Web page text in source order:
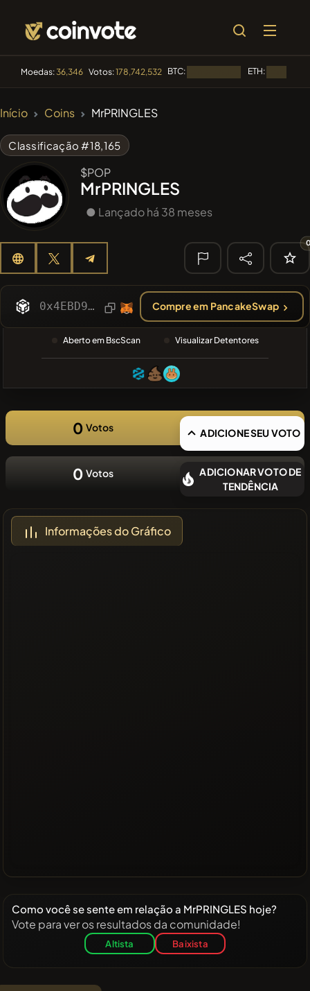
Moedas:36,346 Votos:178,742,532 BTC: ETH:
FYRA FYRA
#277
PESQUISA
RECENTE
moedas
recentes
Início Coins MrPRINGLES
Classificação #18,165
$POP
MrPRINGLES
● Lançado há 38 meses
0x4EBD990c64a914258C3b6590273B135db60C97Db Compre em PancakeSwap
Aberto em BscScan Visualizar Detentores
0 Votos ADICIONE SEU VOTO
0 Votos
ADICIONAR VOTO DE
TENDÊNCIA
Informações do Gráfico
Como você se sente em relação a MrPRINGLES hoje?
Vote para ver os resultados da comunidade!
Altista Baixista